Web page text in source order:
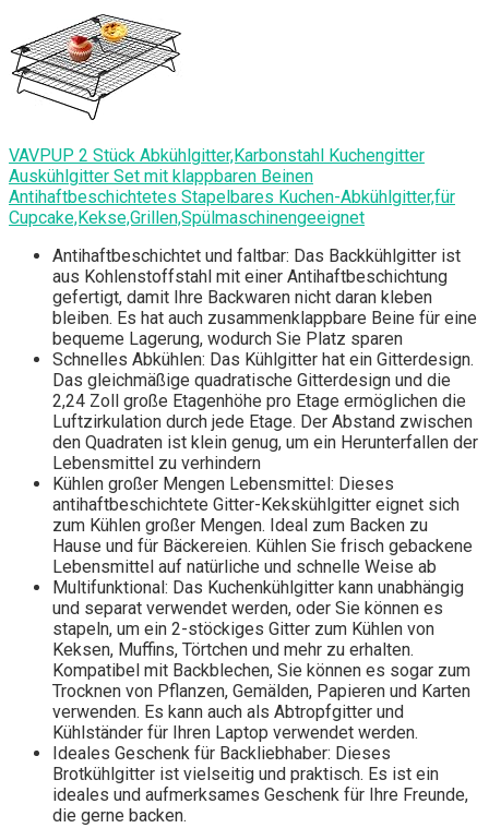
VAVPUP 2 Stück Abkühlgitter,Karbonstahl Kuchengitter
Auskühlgitter Set mit klappbaren Beinen
Antihaftbeschichtetes Stapelbares Kuchen-Abkühlgitter,für
Cupcake,Kekse,Grillen,Spülmaschinengeeignet
Antihaftbeschichtet und faltbar: Das Backkühlgitter ist
aus Kohlenstoffstahl mit einer Antihaftbeschichtung
gefertigt, damit Ihre Backwaren nicht daran kleben
bleiben. Es hat auch zusammenklappbare Beine für eine
bequeme Lagerung, wodurch Sie Platz sparen
Schnelles Abkühlen: Das Kühlgitter hat ein Gitterdesign.
Das gleichmäßige quadratische Gitterdesign und die
2,24 Zoll große Etagenhöhe pro Etage ermöglichen die
Luftzirkulation durch jede Etage. Der Abstand zwischen
den Quadraten ist klein genug, um ein Herunterfallen der
Lebensmittel zu verhindern
Kühlen großer Mengen Lebensmittel: Dieses
antihaftbeschichtete Gitter-Kekskühlgitter eignet sich
zum Kühlen großer Mengen. Ideal zum Backen zu
Hause und für Bäckereien. Kühlen Sie frisch gebackene
Lebensmittel auf natürliche und schnelle Weise ab
Multifunktional: Das Kuchenkühlgitter kann unabhängig
und separat verwendet werden, oder Sie können es
stapeln, um ein 2-stöckiges Gitter zum Kühlen von
Keksen, Muffins, Törtchen und mehr zu erhalten.
Kompatibel mit Backblechen, Sie können es sogar zum
Trocknen von Pflanzen, Gemälden, Papieren und Karten
verwenden. Es kann auch als Abtropfgitter und
Kühlständer für Ihren Laptop verwendet werden.
Ideales Geschenk für Backliebhaber: Dieses
Brotkühlgitter ist vielseitig und praktisch. Es ist ein
ideales und aufmerksames Geschenk für Ihre Freunde,
die gerne backen.